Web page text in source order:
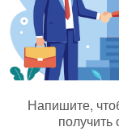
Напишите,
получить